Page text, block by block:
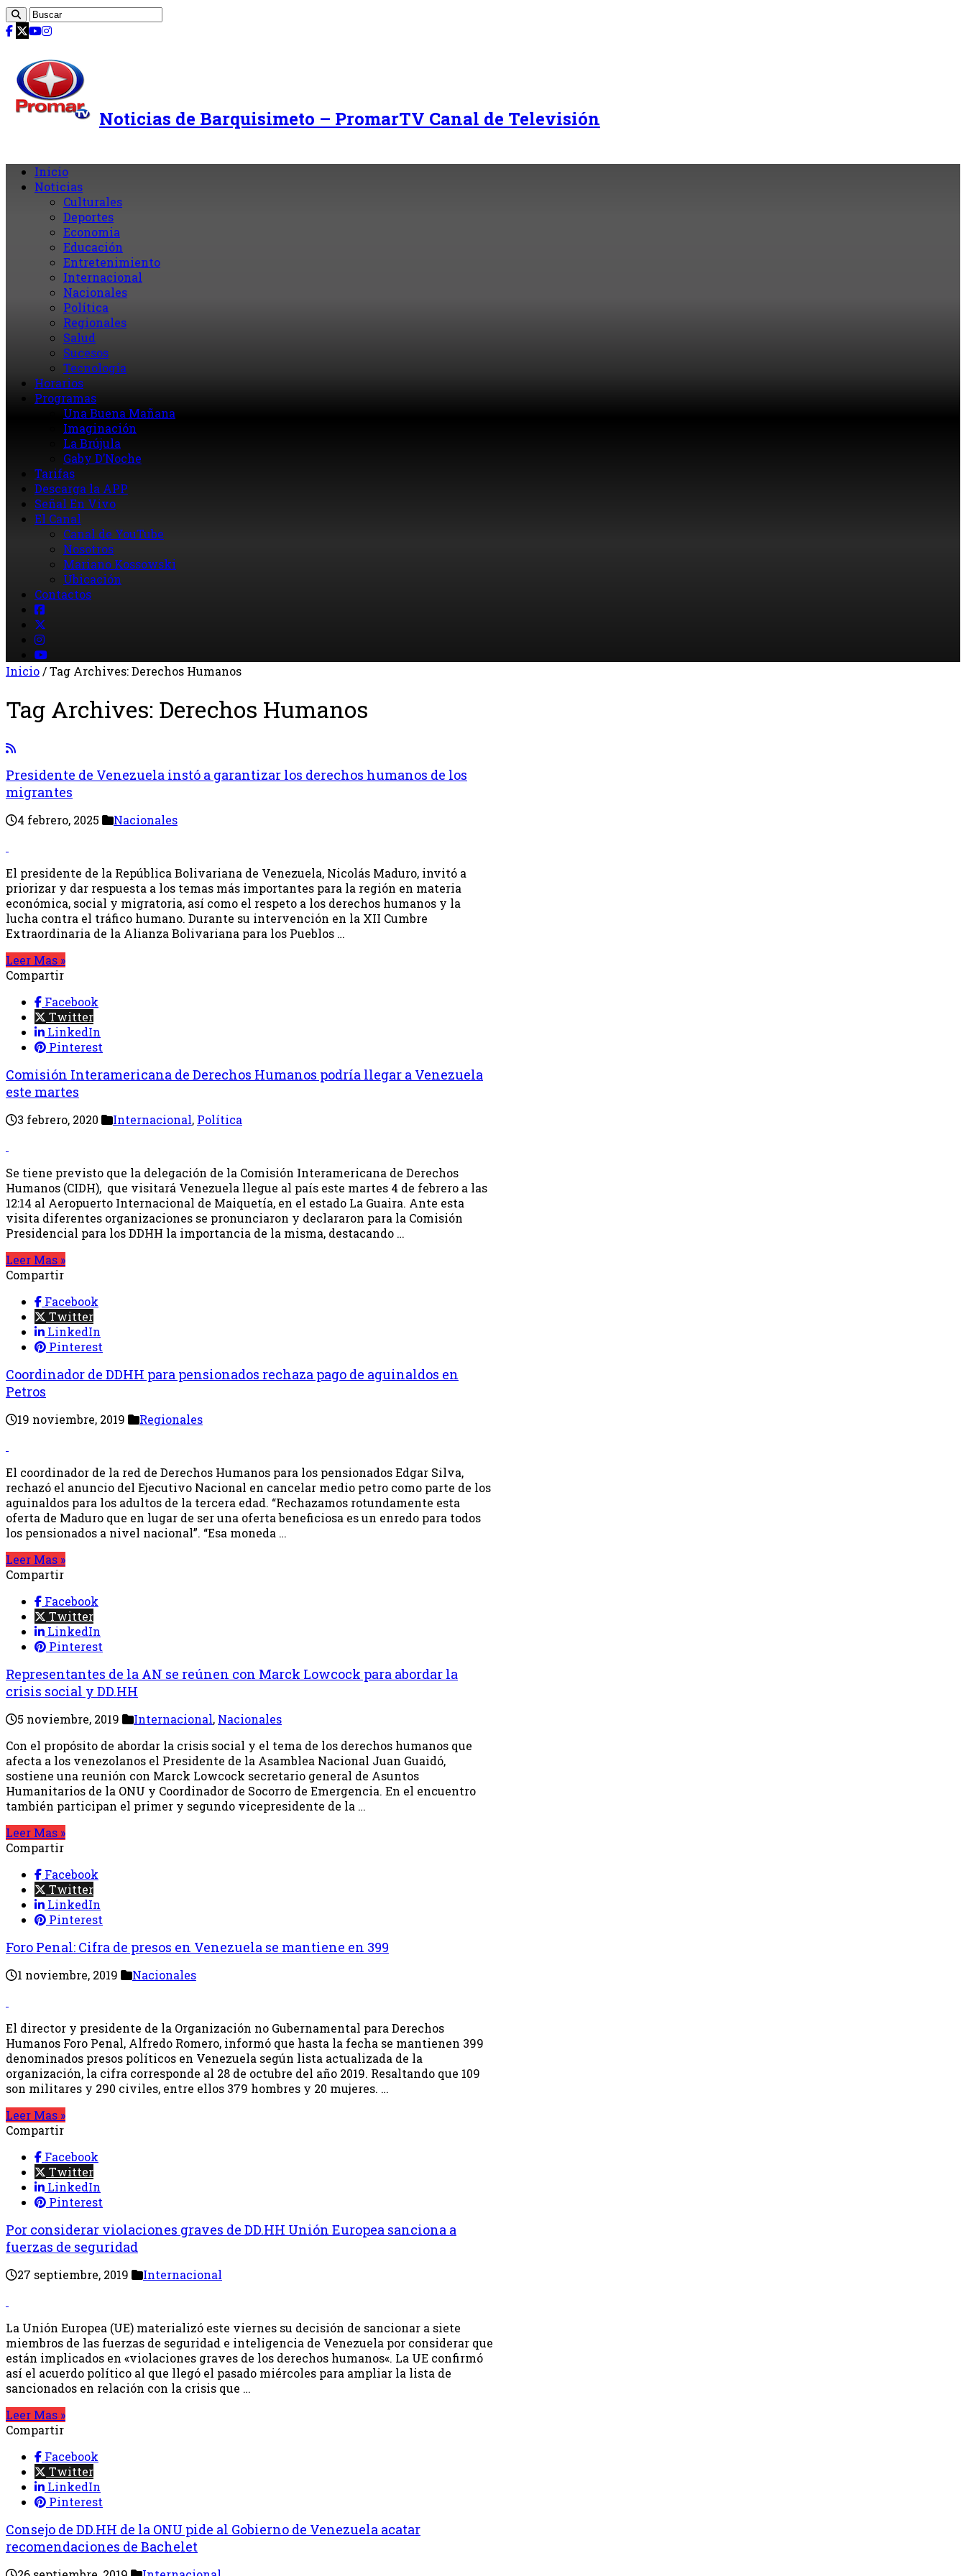
Noticias de Barquisimeto – PromarTV Canal de Televisión
Inicio
Noticias
Culturales
Deportes
Economia
Educación
Entretenimiento
Internacional
Nacionales
Política
Regionales
Salud
Sucesos
Tecnología
Horarios
Programas
Una Buena Mañana
Imaginación
La Brújula
Gaby D’Noche
Tarifas
Descarga la APP
Señal En Vivo
El Canal
Canal de YouTube
Nosotros
Mariano Kossowski
Ubicación
Contactos
Inicio/Tag Archives: Derechos Humanos
Tag Archives: Derechos Humanos
Presidente de Venezuela instó a garantizar los derechos humanos de los
migrantes
4 febrero, 2025 Nacionales
El presidente de la República Bolivariana de Venezuela, Nicolás Maduro, invitó a
priorizar y dar respuesta a los temas más importantes para la región en materia
económica, social y migratoria, así como el respeto a los derechos humanos y la
lucha contra el tráfico humano. Durante su intervención en la XII Cumbre
Extraordinaria de la Alianza Bolivariana para los Pueblos …
Leer Mas »
Compartir
Facebook
Twitter
LinkedIn
Pinterest
Comisión Interamericana de Derechos Humanos podría llegar a Venezuela
este martes
3 febrero, 2020 Internacional, Política
Se tiene previsto que la delegación de la Comisión Interamericana de Derechos
Humanos (CIDH), que visitará Venezuela llegue al país este martes 4 de febrero a las
12:14 al Aeropuerto Internacional de Maiquetía, en el estado La Guaira. Ante esta
visita diferentes organizaciones se pronunciaron y declararon para la Comisión
Presidencial para los DDHH la importancia de la misma, destacando …
Leer Mas »
Compartir
Facebook
Twitter
LinkedIn
Pinterest
Coordinador de DDHH para pensionados rechaza pago de aguinaldos en
Petros
19 noviembre, 2019 Regionales
El coordinador de la red de Derechos Humanos para los pensionados Edgar Silva,
rechazó el anuncio del Ejecutivo Nacional en cancelar medio petro como parte de los
aguinaldos para los adultos de la tercera edad. “Rechazamos rotundamente esta
oferta de Maduro que en lugar de ser una oferta beneficiosa es un enredo para todos
los pensionados a nivel nacional”. “Esa moneda …
Leer Mas »
Compartir
Facebook
Twitter
LinkedIn
Pinterest
Representantes de la AN se reúnen con Marck Lowcock para abordar la
crisis social y DD.HH
5 noviembre, 2019 Internacional, Nacionales
Con el propósito de abordar la crisis social y el tema de los derechos humanos que
afecta a los venezolanos el Presidente de la Asamblea Nacional Juan Guaidó,
sostiene una reunión con Marck Lowcock secretario general de Asuntos
Humanitarios de la ONU y Coordinador de Socorro de Emergencia. En el encuentro
también participan el primer y segundo vicepresidente de la …
Leer Mas »
Compartir
Facebook
Twitter
LinkedIn
Pinterest
Foro Penal: Cifra de presos en Venezuela se mantiene en 399
1 noviembre, 2019 Nacionales
El director y presidente de la Organización no Gubernamental para Derechos
Humanos Foro Penal, Alfredo Romero, informó que hasta la fecha se mantienen 399
denominados presos políticos en Venezuela según lista actualizada de la
organización, la cifra corresponde al 28 de octubre del año 2019. Resaltando que 109
son militares y 290 civiles, entre ellos 379 hombres y 20 mujeres. …
Leer Mas »
Compartir
Facebook
Twitter
LinkedIn
Pinterest
Por considerar violaciones graves de DD.HH Unión Europea sanciona a
fuerzas de seguridad
27 septiembre, 2019 Internacional
La Unión Europea (UE) materializó este viernes su decisión de sancionar a siete
miembros de las fuerzas de seguridad e inteligencia de Venezuela por considerar que
están implicados en «violaciones graves de los derechos humanos«. La UE confirmó
así el acuerdo político al que llegó el pasado miércoles para ampliar la lista de
sancionados en relación con la crisis que …
Leer Mas »
Compartir
Facebook
Twitter
LinkedIn
Pinterest
Consejo de DD.HH de la ONU pide al Gobierno de Venezuela acatar
recomendaciones de Bachelet